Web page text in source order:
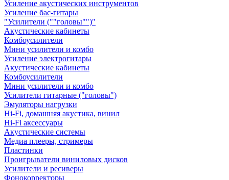
Усиление акустических инструментов
Усиление бас-гитары
"Усилители (""головы"")"
Акустические кабинеты
Комбоусилители
Мини усилители и комбо
Усиление электрогитары
Акустические кабинеты
Комбоусилители
Мини усилители и комбо
Усилители гитарные ("головы")
Эмуляторы нагрузки
Hi-Fi, домашняя акустика, винил
Hi-Fi аксессуары
Акустические системы
Медиа плееры, стримеры
Пластинки
Проигрыватели виниловых дисков
Усилители и ресиверы
Фонокорректоры